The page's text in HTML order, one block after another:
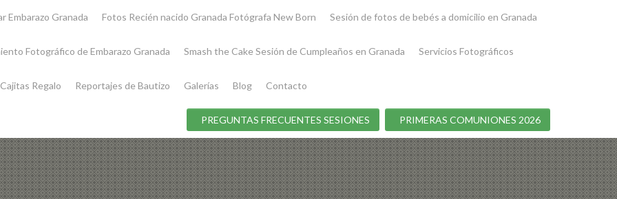
Embarazo Granada Fotos Recién nacido Granada Fotógrafa New Born Sesión de fotos de bebés a domicilio en Granada
Fotográfico de Embarazo Granada Smash the Cake Sesión de Cumpleaños en Granada Servicios Fotográficos
Cajitas Regalo Reportajes de Bautizo Galerías Blog Contacto
PREGUNTAS FRECUENTES SESIONES PRIMERAS COMUNIONES 2026